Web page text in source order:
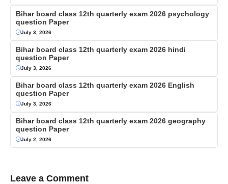
Bihar board class 12th quarterly exam 2026 psychology
question Paper
July 3, 2026
Bihar board class 12th quarterly exam 2026 hindi
question Paper
July 3, 2026
Bihar board class 12th quarterly exam 2026 English
question Paper
July 3, 2026
Bihar board class 12th quarterly exam 2026 geography
question Paper
July 2, 2026
Leave a Comment